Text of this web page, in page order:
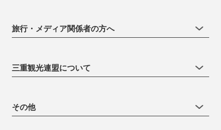
旅行・メディア関係者の方へ
三重観光連盟について
その他